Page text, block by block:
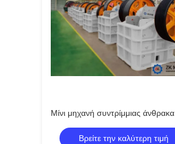
Μίνι μηχανή συντρίμμιας άνθρακα
Βρείτε την καλύτερη τιμή